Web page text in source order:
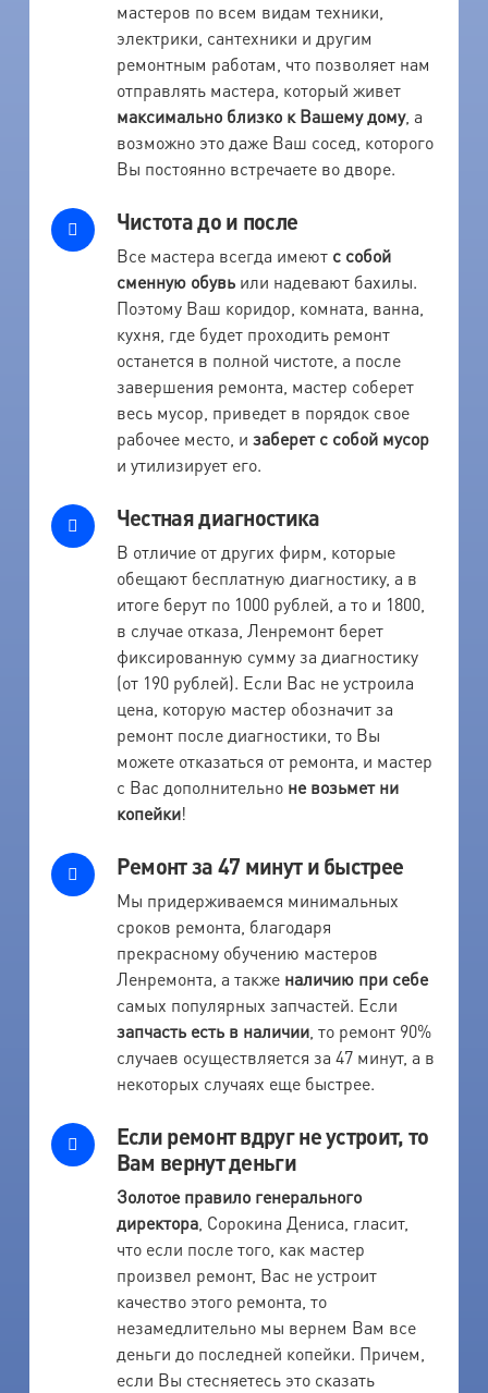
мастеров по всем видам техники,
электрики, сантехники и другим
ремонтным работам, что позволяет нам
отправлять мастера, который живет
максимально близко к Вашему дому, а
возможно это даже Ваш сосед, которого
Вы постоянно встречаете во дворе.
Чистота до и после
Все мастера всегда имеют с собой
сменную обувьили надевают бахилы.
Поэтому Ваш коридор, комната, ванна,
кухня, где будет проходить ремонт
останется в полной чистоте, а после
завершения ремонта, мастер соберет
весь мусор, приведет в порядок свое
рабочее место, и заберет с собой мусор
и утилизирует его.
Честная диагностика
В отличие от других фирм, которые
обещают бесплатную диагностику, а в
итоге берут по 1000 рублей, а то и 1800,
в случае отказа, Ленремонт берет
фиксированную сумму за диагностику
(от 190 рублей). Если Вас не устроила
цена, которую мастер обозначит за
ремонт после диагностики, то Вы
можете отказаться от ремонта, и мастер
с Вас дополнительно не возьмет ни
копейки!
Ремонт за 47 минут и быстрее
Мы придерживаемся минимальных
сроков ремонта, благодаря
прекрасному обучению мастеров
Ленремонта, а также наличию при себе
самых популярных запчастей. Если
запчасть есть в наличии, то ремонт 90%
случаев осуществляется за 47 минут, а в
некоторых случаях еще быстрее.
Если ремонт вдруг не устроит, то
Вам вернут деньги
Золотое правило генерального
директора, Сорокина Дениса, гласит,
что если после того, как мастер
произвел ремонт, Вас не устроит
качество этого ремонта, то
незамедлительно мы вернем Вам все
деньги до последней копейки. Причем,
если Вы стесняетесь это сказать